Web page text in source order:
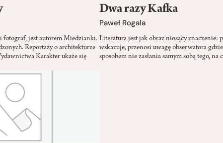
fotograf, jest autorem Miedzianki.
Reportaży o architekturze
Karakter ukaże się
Dwa razy Kafka
Paweł Rogala
Literatura jest jak obraz niosący znaczenie:
wskazuje, przenosi uwagę obserwatora
sposobem nie zasłania samym sobą tego, na